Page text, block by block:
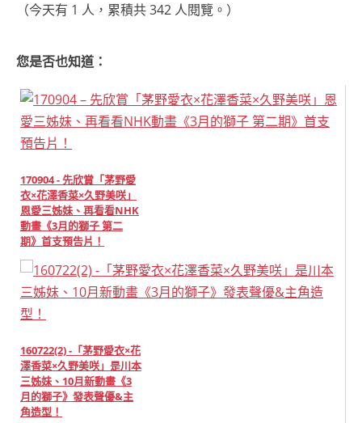
（今天有 1 人，累積共 342 人閱覽。）
您是否也知道：
170904 - 先欣賞「茅野愛
衣×花澤香菜×久野美咲」
恩愛三姊妹、再看看NHK
動畫《3月的獅子 第二
期》首支預告片！
160722(2) -「茅野愛衣×花
澤香菜×久野美咲」是川本
三姊妹、10月新動畫《3
月的獅子》發表聲優&主
角造型！